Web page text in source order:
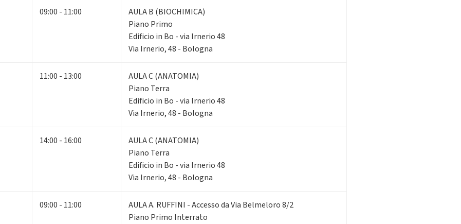
09:00 - 11:00
AULA B (BIOCHIMICA)
Piano Primo
Edificio in Bo - via Irnerio 48
Via Irnerio, 48 - Bologna
11:00 - 13:00
AULA C (ANATOMIA)
Piano Terra
Edificio in Bo - via Irnerio 48
Via Irnerio, 48 - Bologna
14:00 - 16:00
AULA C (ANATOMIA)
Piano Terra
Edificio in Bo - via Irnerio 48
Via Irnerio, 48 - Bologna
09:00 - 11:00
AULA A. RUFFINI - Accesso da Via Belmeloro 8/2
Piano Primo Interrato